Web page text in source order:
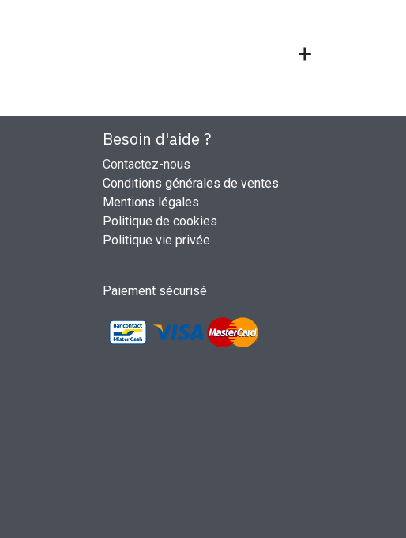
Besoin d'aide ?
Contactez-nous
Conditions générales de ventes
Mentions légales
Politique de cookies
Politique vie privée
Paiement sécurisé